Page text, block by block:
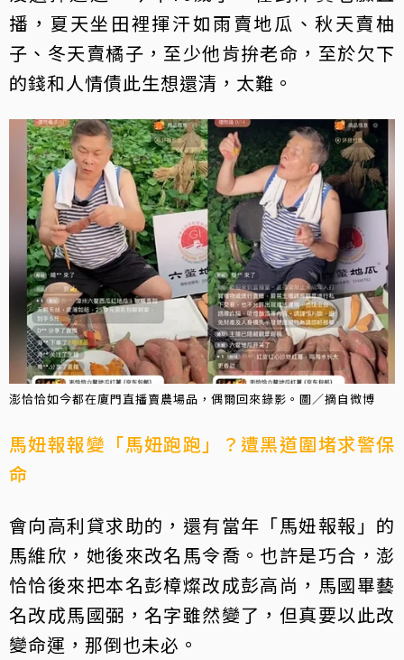
播，夏天坐田裡揮汗如雨賣地瓜、秋天賣柚
子、冬天賣橘子，至少他肯拚老命，至於欠下
的錢和人情債此生想還清，太難。
澎恰恰如今都在廈門直播賣農場品，偶爾回來錄影。圖／摘自微博
馬妞報報變「馬妞跑跑」？遭黑道圍堵求警保
命
會向高利貸求助的，還有當年「馬妞報報」的
馬維欣，她後來改名馬令喬。也許是巧合，澎
恰恰後來把本名彭樟燦改成彭高尚，馬國畢藝
名改成馬國弼，名字雖然變了，但真要以此改
變命運，那倒也未必。